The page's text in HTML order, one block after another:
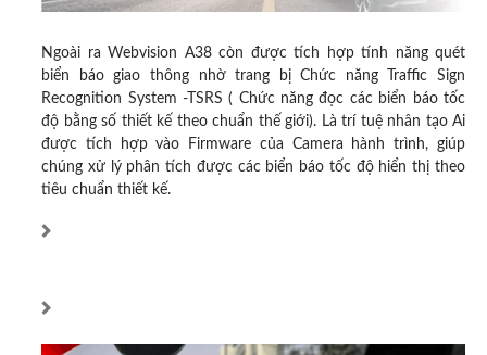
Ngoài ra Webvision A38 còn được tích hợp tính năng quét
biển báo giao thông nhờtrang bị Chức năng Traffic Sign
Recognition System -TSRS ( Chức năng đọc các biển báo tốc
độ bằng số thiết kế theo chuẩn thế giới). Là trí tuệ nhân tạo Ai
được tích hợp vào Firmware của Camera hành trình, giúp
chúng xử lý phân tích được các biển báo tốc độ hiển thị theo
tiêu chuẩn thiết kế.